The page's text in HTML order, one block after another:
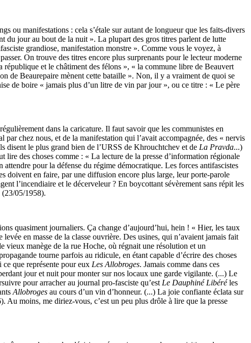
ou manifestations : cela s’étale sur autant de longueur que les faits-divers
du jour au bout de la nuit ». La plupart des gros titres parlent de lutte
grandiose, manifestation monstre ». Comme vous le voyez, à
On trouve des titres encore plus surprenants pour le lecteur moderne
et le châtiment des félons », « la commune libre de Beauvert
de Beaurepaire mènent cette bataille ». Non, il y a vraiment de quoi se
de boire « jamais plus d’un litre de vin par jour », ou ce titre : « Le père
dans la caricature. Il faut savoir que les communistes en
chez nous, et de la manifestation qui l’avait accompagnée, des « nervis
disent le plus grand bien de l’URSS de Khrouchtchev et de La Pravda...)
des choses comme : « La lecture de la presse d’information régionale
pour la défense du régime démocratique. Les forces antifascistes
doivent en faire, par une diffusion encore plus large, leur porte-parole
l’incendiaire et le décerveleur ? En boycottant sévèrement sans répit les
(23/05/1958).
quasiment journaliers. Ça change d’aujourd’hui, hein ! « Hier, les taux
en masse de la classe ouvrière. Des usines, qui n’avaient jamais fait
vieux manège de la rue Hoche, où régnait une résolution et un
tourne parfois au ridicule, en étant capable d’écrire des choses
que représente pour eux Les Allobroges. Jamais comme dans ces
jour et nuit pour monter sur nos locaux une garde vigilante. (...) Le
pour arracher au journal pro-fasciste qu’est Le Dauphiné Libéréles
Allobroges au cours d’un vin d’honneur. (...) La joie confiante éclata sur
Au moins, me diriez-vous, c’est un peu plus drôle à lire que la presse